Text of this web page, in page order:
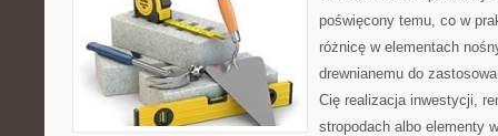
poświęcony temu, co w
różnicę w elementach
drewnianemu do
Cię realizacja inwestycji,
stropodach albo elementy